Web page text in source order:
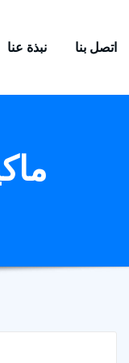
نبذة عنا اتصل بنا